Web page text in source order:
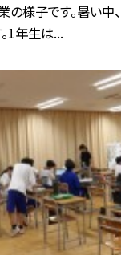
の様子です。暑い中
1年生は...